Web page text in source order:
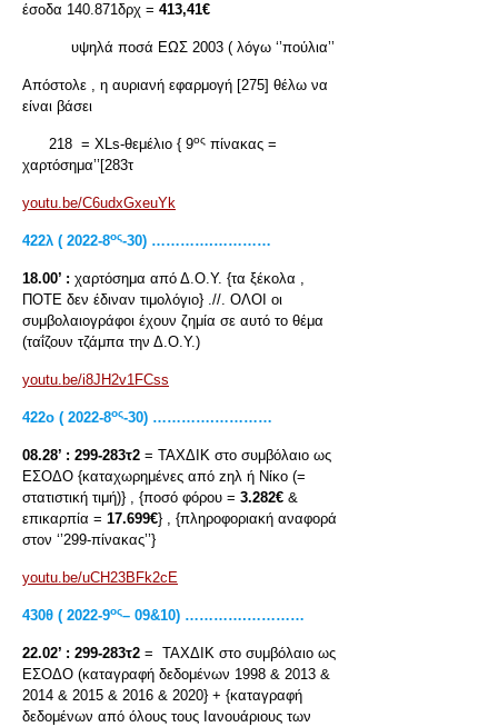
έσοδα 140.871δρχ = 413,41€
υψηλά ποσά ΕΩΣ 2003 ( λόγω ‘’πούλια’’
Απόστολε , η αυριανή εφαρμογή [275] θέλω να
είναι βάσει
218 = XLs-θεμέλιο { 9ος πίνακας =
χαρτόσημα’’[283τ
youtu.be/C6udxGxeuYk
422λ ( 2022-8ος-30) ………….…………
18.00’ : χαρτόσημα από Δ.Ο.Υ. {τα ξέκολα ,
ΠΟΤΕ δεν έδιναν τιμολόγιο} .//. ΟΛΟΙ οι
συμβολαιογράφοι έχουν ζημία σε αυτό το θέμα
(ταΐζουν τζάμπα την Δ.Ο.Υ.)
youtu.be/i8JH2v1FCss
422ο ( 2022-8ος-30) ………….…………
08.28’ : 299-283τ2 = ΤΑΧΔΙΚ στο συμβόλαιο ως
ΕΣΟΔΟ {καταχωρημένες από zηλ ή Νίκο (=
στατιστική τιμή)} , {ποσό φόρου = 3.282€ &
επικαρπία = 17.699€} , {πληροφοριακή αναφορά
στον ‘’299-πίνακας’’}
youtu.be/uCH23BFk2cE
430θ ( 2022-9ος– 09&10) ………….…………
22.02’ : 299-283τ2 = ΤΑΧΔΙΚ στο συμβόλαιο ως
ΕΣΟΔΟ (καταγραφή δεδομένων 1998 & 2013 &
2014 & 2015 & 2016 & 2020} + {καταγραφή
δεδομένων από όλους τους Ιανουάριους των